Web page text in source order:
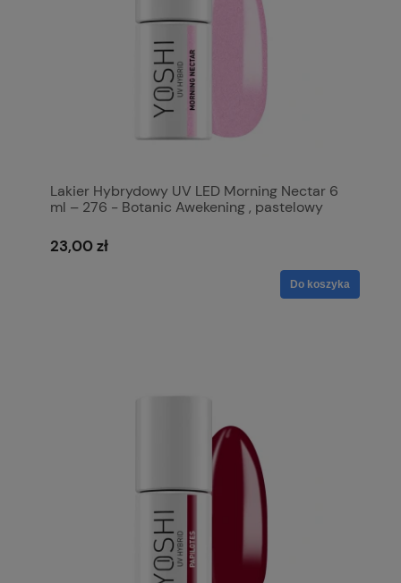
Lakier Hybrydowy UV LED Morning Nectar 6
ml – 276 - Botanic Awekening , pastelowy
23,00 zł
Do koszyka